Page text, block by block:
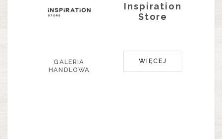
Inspiration
Store
GALERIA
HANDLOWA
WIĘCEJ